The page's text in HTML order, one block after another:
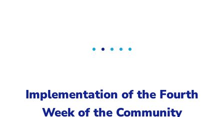
Implementation of the Fourth
Week of the Community